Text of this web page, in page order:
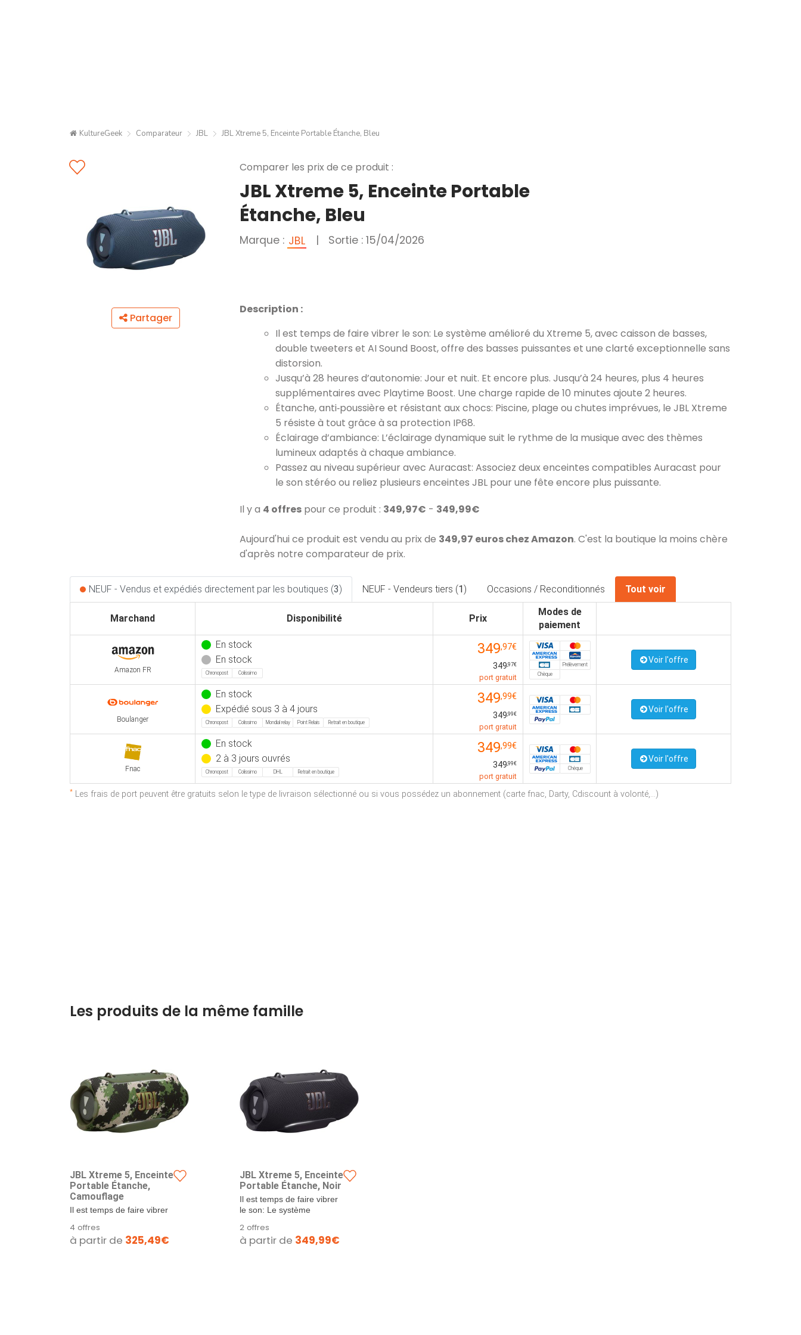
KultureGeek Comparateur JBL JBL Xtreme 5, Enceinte Portable Étanche, Bleu
Partager
Comparer les prix de ce produit :
JBL Xtreme 5, Enceinte Portable
Étanche, Bleu
Marque : JBL | Sortie : 15/04/2026
Description :
Il est temps de faire vibrer le son: Le système amélioré du Xtreme 5, avec caisson de basses,
double tweeters et AI Sound Boost, offre des basses puissantes et une clarté exceptionnelle sans
distorsion.
Jusqu’à 28 heures d’autonomie: Jour et nuit. Et encore plus. Jusqu’à 24 heures, plus 4 heures
supplémentaires avec Playtime Boost. Une charge rapide de 10 minutes ajoute 2 heures.
Étanche, anti‑poussière et résistant aux chocs: Piscine, plage ou chutes imprévues, le JBL Xtreme
5 résiste à tout grâce à sa protection IP68.
Éclairage d’ambiance: L’éclairage dynamique suit le rythme de la musique avec des thèmes
lumineux adaptés à chaque ambiance.
Passez au niveau supérieur avec Auracast: Associez deux enceintes compatibles Auracast pour
le son stéréo ou reliez plusieurs enceintes JBL pour une fête encore plus puissante.
Il y a 4 offres pour ce produit : 349,97€ - 349,99€
Aujourd'hui ce produit est vendu au prix de 349,97 euros chez Amazon. C'est la boutique la moins chère
d'après notre comparateur de prix.
NEUF - Vendus et expédiés directement par les boutiques (3) NEUF - Vendeurs tiers (1) Occasions / Reconditionnés Tout voir
Marchand Disponibilité Prix
Modes de
paiement
Amazon FR
En stock
En stock
Chronopost Colissimo
349,97€
349,97€
port gratuit
Prélèvement
Chèque
Voir l'offre
Boulanger
En stock
Expédié sous 3 à 4 jours
Chronopost Colissimo Mondial relay Point Relais Retrait en boutique
349,99€
349,99€
port gratuit
Voir l'offre
Fnac
En stock
2 à 3 jours ouvrés
Chronopost Colissimo DHL Retrait en boutique
349,99€
349,99€
port gratuit
Chèque
Voir l'offre
* Les frais de port peuvent être gratuits selon le type de livraison sélectionné ou si vous possédez un abonnement (carte fnac, Darty, Cdiscount à volonté,...)
Les produits de la même famille
JBL Xtreme 5, Enceinte
Portable Étanche,
Camouflage
Il est temps de faire vibrer
amélioré du Xtreme...
4 offres
à partir de 325,49€
JBL Xtreme 5, Enceinte
Portable Étanche, Noir
Il est temps de faire vibrer
le son: Le système
2 offres
à partir de 349,99€